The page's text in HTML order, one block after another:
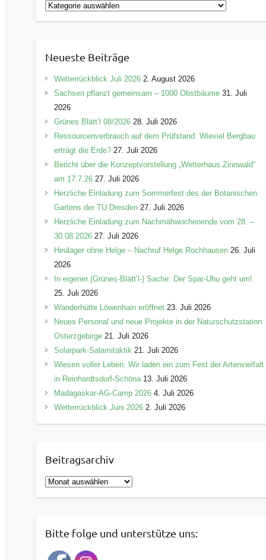
K
a
g
o
r
e
n
Neueste Beiträge
Wetterrückblick Juli 2026 2. August 2026
Sachsen pflanzt gemeinsam – 1000 Obstbäume 31. Juli
2026
Grünes Blätt’l 08/2026 28. Juli 2026
Ressourcenverbrauch auf dem Prüfstand: Wieviel Bergbau
erträgt die Erde? 27. Juli 2026
Bericht über die Konzeptvorstellung „Wetterhaus Zinnwald“
am 17.7.26 27. Juli 2026
Herzliche Einladung zum Sommerfest des der Botanischen
Gartens der TU Dresden 27. Juli 2026
Herzliche Einladung zum Nachmähwochenende vom 28. –
30.08.2026 27. Juli 2026
Heulager ohne Helge – Nachruf Helge Rochhausen 26. Juli
2026
In eigener (Grünes-Blätt’l-) Sache: Der Spar-Uhu geht um!
25. Juli 2026
Wanderhütte Löwenhain eröffnet 23. Juli 2026
Neues Personal und neue Projekte in der Naturschutzstation
Osterzgebirge 21. Juli 2026
Solarpark-Salamitaktik 21. Juli 2026
Wiesen voller Leben: Wir laden ein zum Fest der Artenvielfalt
in Reinhardtsdorf-Schöna 13. Juli 2026
Madagaskar-AG-Camp 2026 4. Juli 2026
Wetterrückblick Juni 2026 2. Juli 2026
Beitragsarchiv
B
e
rBitte folge und unterstütze uns: